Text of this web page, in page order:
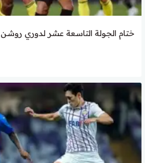
ختام الجولة التاسعة عشر لدوري